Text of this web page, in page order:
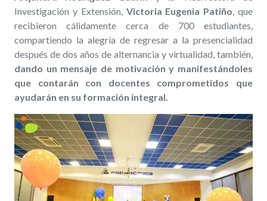
Investigación y Extensión, Victoria Eugenia Patiño , que
recibieron cálidamente cerca de 700 estudiantes,
compartiendo la alegría de regresar a la presencialidad
después de dos años de alternancia y virtualidad, también,
dando un mensaje de motivación y manifestándoles
que contarán con docentes comprometidos que
ayudarán en su formación integral.